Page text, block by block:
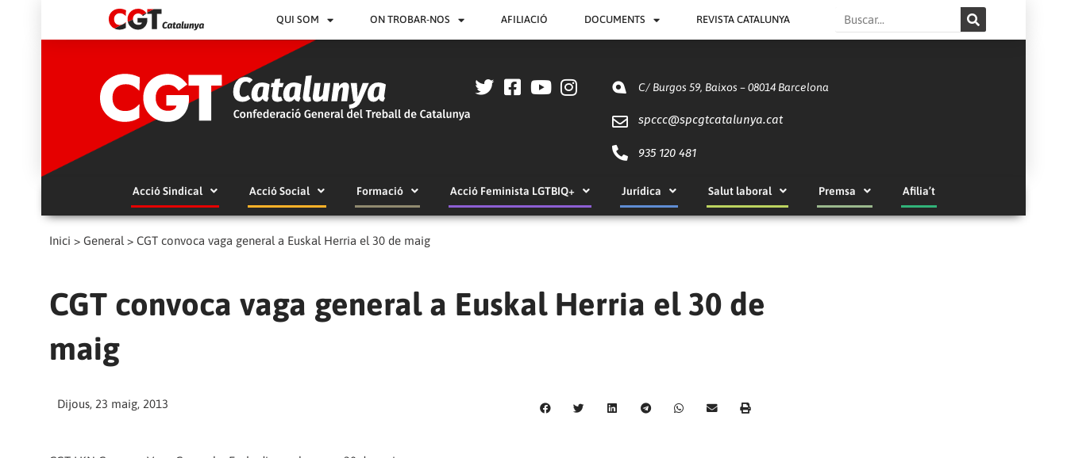
QUI SOM ON TROBAR-NOS AFILIACIÓ DOCUMENTS REVISTA CATALUNYA Search
C/ Burgos 59, Baixos – 08014 Barcelona
spccc@spcgtcatalunya.cat
935 120 481
Acció Sindical Acció Social Formació Acció Feminista LGTBIQ+ Jurídica Salut laboral Premsa Afilia’t
Inici > General > CGT convoca vaga general a Euskal Herria el 30 de maig
CGT convoca vaga general a Euskal Herria el 30 de
maig
Dijous, 23 maig, 2013